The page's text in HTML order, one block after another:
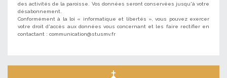
des activités de la paroisse. Vos données seront conservées jusqu'à votre
désabonnement.
Conformément à la loi « informatique et libertés », vous pouvez exercer
votre droit d'accès aux données vous concernant et les faire rectifier en
contactant : communication@stusmv.fr